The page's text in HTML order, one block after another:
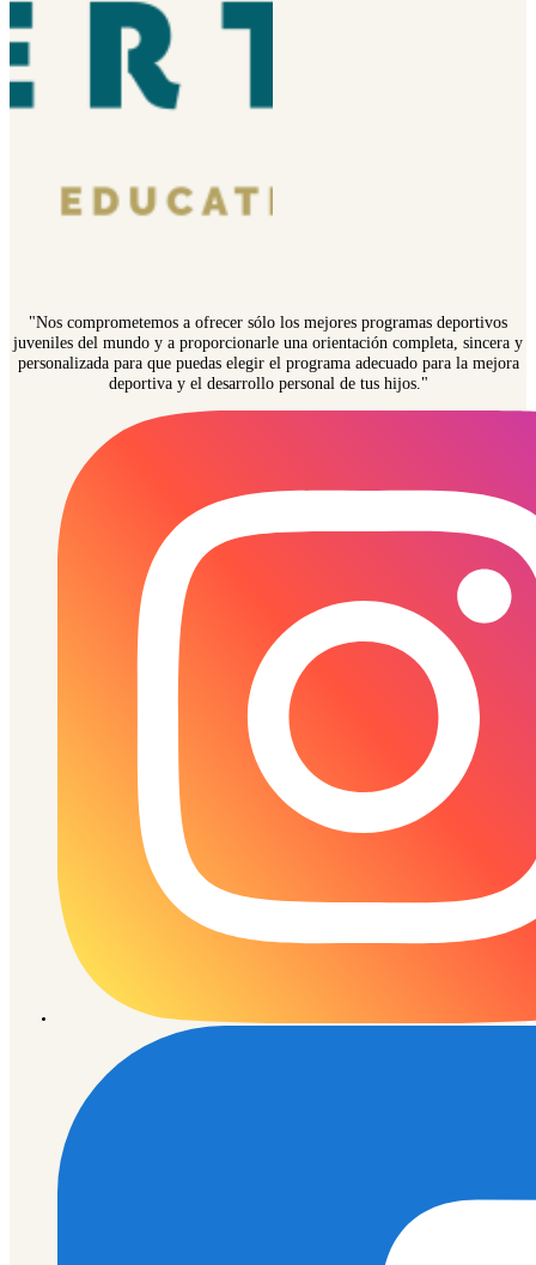
"Nos comprometemos a ofrecer sólo los mejores programas deportivos
juveniles del mundo y a proporcionarle una orientación completa, sincera y
personalizada para que puedas elegir el programa adecuado para la mejora
deportiva y el desarrollo personal de tus hijos."